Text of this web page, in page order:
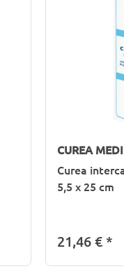
CUREA
Curea
5,5 x 25 cm
21,46 €*